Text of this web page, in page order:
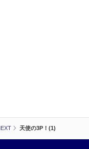
天使の3P！(1)